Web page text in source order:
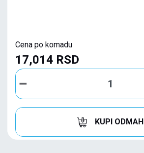
Cena po komadu
17,014 RSD
KUPI ODMAH